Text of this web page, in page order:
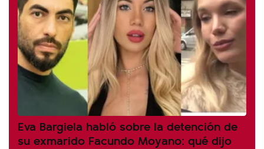
Eva Bargiela habló sobre la detención de
su exmarido Facundo Moyano: qué dijo